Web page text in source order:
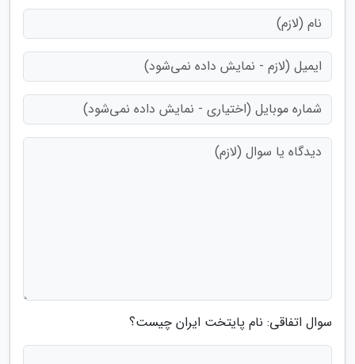
سوال اتفاقی: نام پایتخت ایران چیست؟